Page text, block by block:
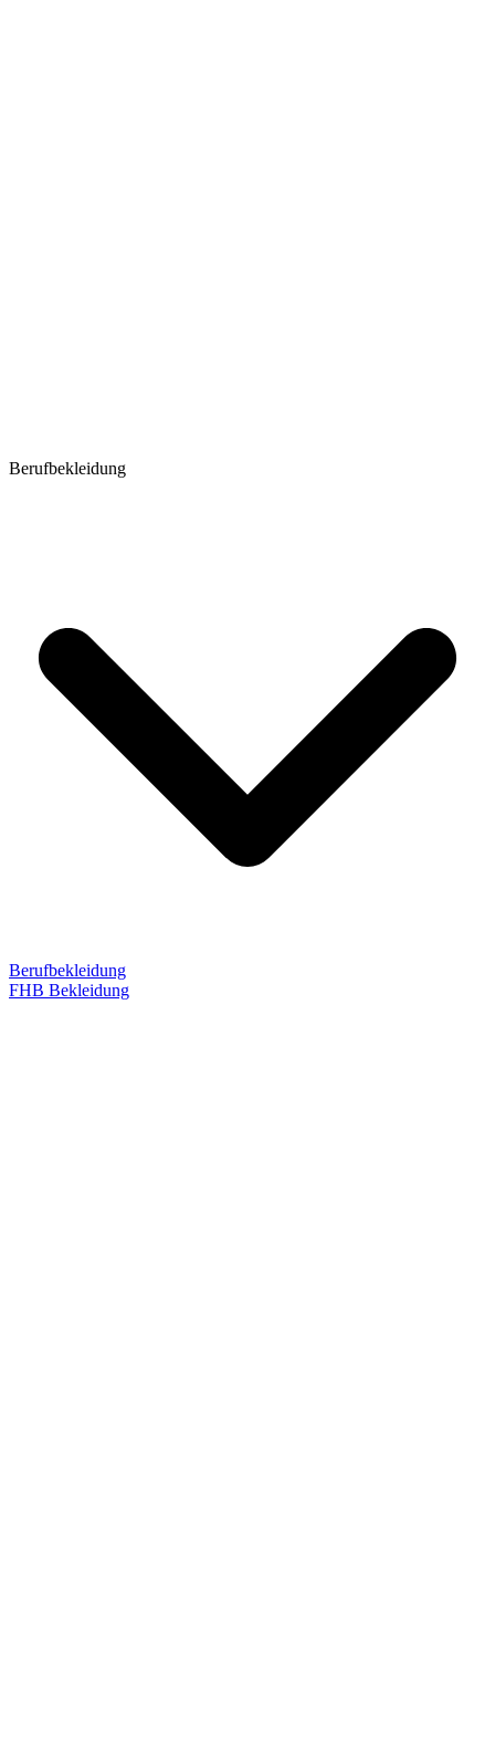
Berufbekleidung
Berufbekleidung
FHB Bekleidung